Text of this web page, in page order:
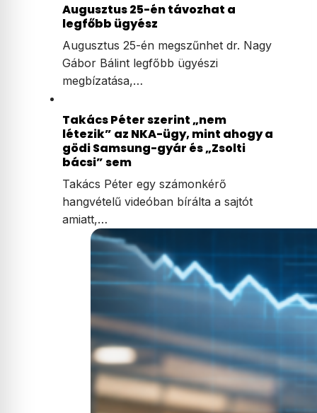
Augusztus 25-én távozhat a
legfőbb ügyész
Augusztus 25-én megszűnhet dr. Nagy
Gábor Bálint legfőbb ügyészi
megbízatása,…
Takács Péter szerint „nem
létezik” az NKA-ügy, mint ahogy a
gödi Samsung-gyár és „Zsolti
bácsi” sem
Takács Péter egy számonkérő
hangvételű videóban bírálta a sajtót
amiatt,…